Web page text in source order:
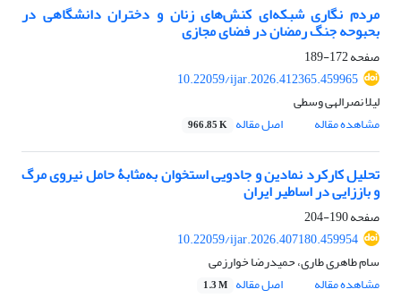
مردم نگاری شبکه‌ای کنش‌های زنان و دختران دانشگاهی در
بحبوحه جنگ رمضان در فضای مجازی
صفحه172-189
10.22059/ijar.2026.412365.459965
لیلا نصرالهی وسطی
مشاهده مقاله
اصل مقاله 966.85 K
تحلیل کارکرد نمادین و جادویی استخوان به‌مثابۀ حامل نیروی مرگ
و باززایی در اساطیر ایران
صفحه190-204
10.22059/ijar.2026.407180.459954
سام طاهری طاری، حمیدرضا خوارزمی
مشاهده مقاله
اصل مقاله 1.3 M